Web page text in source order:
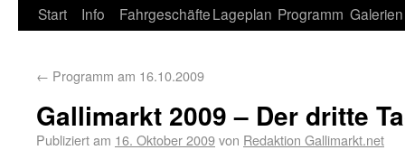
Start Info FahrgeschäfteLageplan Programm Galerien
← Programm am 16.10.2009
Gallimarkt 2009 – Der dritte
Publiziert am 16. Oktober 2009von Redaktion Gallimarkt.net